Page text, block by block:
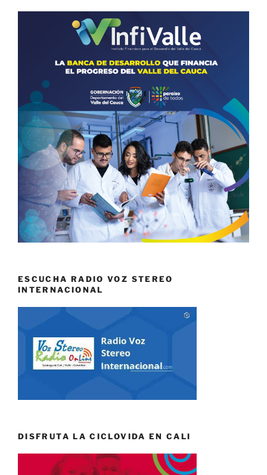
ESCUCHA RADIO VOZ STEREO
INTERNACIONAL
DISFRUTA LA CICLOVIDA EN CALI